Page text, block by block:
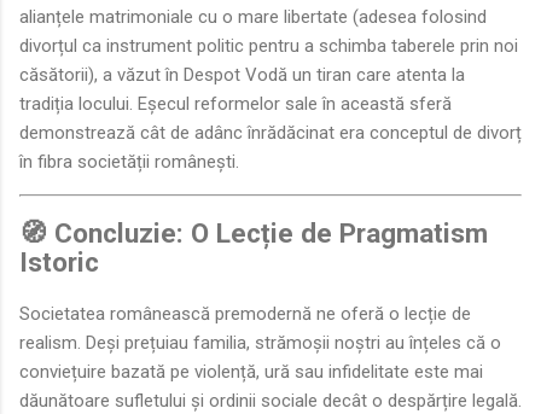
alianțele matrimoniale cu o mare libertate (adesea folosind
divorțul ca instrument politic pentru a schimba taberele prin noi
căsătorii), a văzut în Despot Vodă un tiran care atenta la
tradiția locului. Eșecul reformelor sale în această sferă
demonstrează cât de adânc înrădăcinat era conceptul de divorț
în fibra societății românești.
🧭 Concluzie: O Lecție de Pragmatism
Istoric
Societatea românească premodernă ne oferă o lecție de
realism. Deși prețuiau familia, strămoșii noștri au înțeles că o
conviețuire bazată pe violență, ură sau infidelitate este mai
dăunătoare sufletului și ordinii sociale decât o despărțire legală.